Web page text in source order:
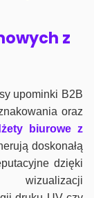
z
upominki B2B
oraz
biurowe z
doskonałą
dzięki